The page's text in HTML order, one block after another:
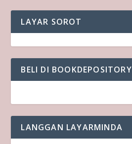
LAYAR SOROT
BELI DI BOOKDEPOSITORY
LANGGAN LAYARMINDA